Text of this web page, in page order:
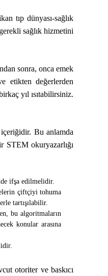
tıp dünyası-sağlık
sağlık hizmetini
sonra, onca emek
etikten değerlerden
yıl ısıtabilirsiniz.
Bu anlamda
okuryazarlığı
ifşa edilmelidir.
çiftçiyi tohuma
tartışılabilir.
bu algoritmaların
konular arasına
otoriter ve baskıcı